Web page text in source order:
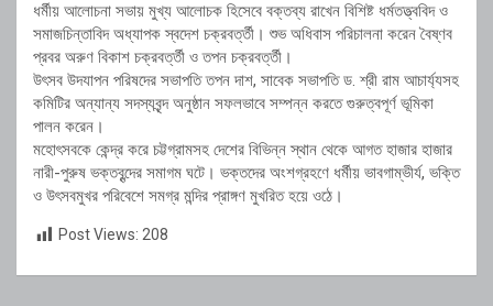
ধর্মীয় আলোচনা সভায় মুখ্য আলোচক হিসেবে বক্তব্য রাখেন বিশিষ্ট ধর্মতত্ত্ববিদ ও
সমাজচিন্তাবিদ অধ্যাপক স্বদেশ চক্রবর্ত্তী। শুভ অধিবাস পরিচালনা করেন বৈষ্ণব
প্রবর অরুণ বিকাশ চক্রবর্ত্তী ও তপন চক্রবর্ত্তী।
উৎসব উদযাপন পরিষদের সভাপতি তপন দাশ, সাবেক সভাপতি ড. শ্রী রাম আচার্য্যসহ
কমিটির অন্যান্য সদস্যবৃন্দ অনুষ্ঠান সফলভাবে সম্পন্ন করতে গুরুত্বপূর্ণ ভূমিকা
পালন করেন।
মহোৎসবকে কেন্দ্র করে চট্টগ্রামসহ দেশের বিভিন্ন স্থান থেকে আগত হাজার হাজার
নারী-পুরুষ ভক্তবৃন্দের সমাগম ঘটে। ভক্তদের অংশগ্রহণে ধর্মীয় ভাবগাম্ভীর্য, ভক্তি
ও উৎসবমুখর পরিবেশে সমগ্র মন্দির প্রাঙ্গণ মুখরিত হয়ে ওঠে।
Post Views: 208